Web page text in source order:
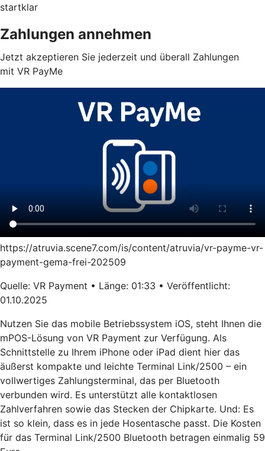
startklar
Zahlungen annehmen
Jetzt akzeptieren Sie jederzeit und überall Zahlungen
mit VR PayMe
https://atruvia.scene7.com/is/content/atruvia/vr-payme-vr-
payment-gema-frei-202509
Quelle: VR Payment • Länge: 01:33 • Veröffentlicht:
01.10.2025
Nutzen Sie das mobile Betriebssystem iOS, steht Ihnen die
mPOS-Lösung von VR Payment zur Verfügung. Als
Schnittstelle zu Ihrem iPhone oder iPad dient hier das
äußerst kompakte und leichte Terminal Link/2500 – ein
vollwertiges Zahlungsterminal, das per Bluetooth
verbunden wird. Es unterstützt alle kontaktlosen
Zahlverfahren sowie das Stecken der Chipkarte. Und: Es
ist so klein, dass es in jede Hosentasche passt. Die Kosten
für das Terminal Link/2500 Bluetooth betragen einmalig 59